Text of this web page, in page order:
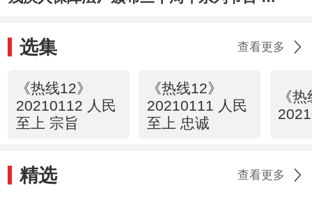
选集 查看更多
《热线12》
20210112 人民
至上 宗旨
《热线12》
20210111 人民
至上 忠诚
《
精选 查看更多